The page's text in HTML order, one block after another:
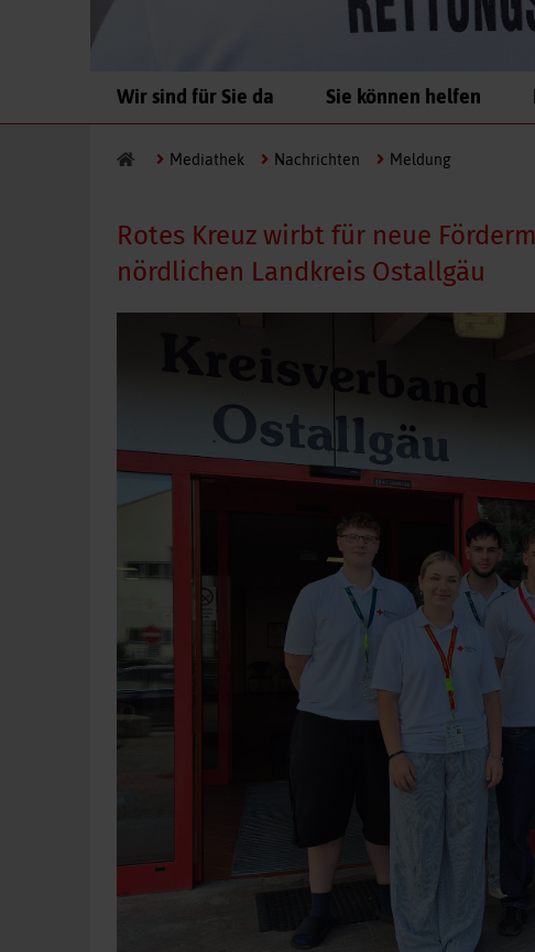
Wir sind für Sie da Sie können helfen
Mediathek Nachrichten Meldung
Rotes Kreuz wirbt für neue
nördlichen Landkreis Ostallgäu